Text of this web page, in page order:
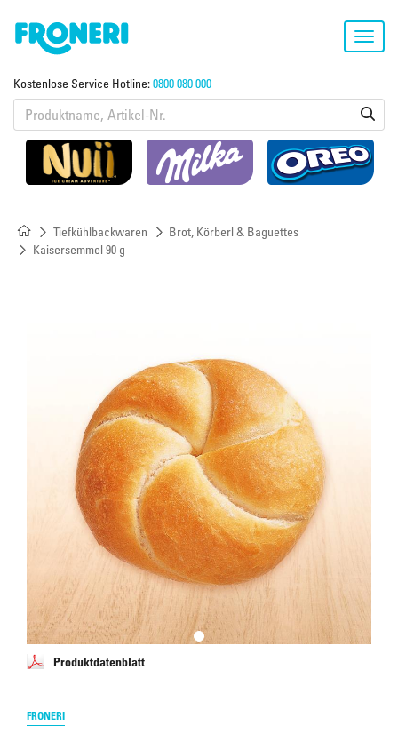
Kostenlose Service Hotline:0800 080 000
Tiefkühlbackwaren
Brot, Körberl & Baguettes
Kaisersemmel 90 g
Produktdatenblatt
FRONERI